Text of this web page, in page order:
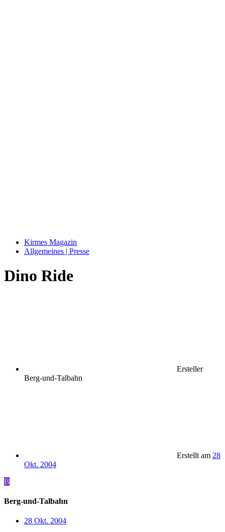
Kirmes Magazin
Allgemeines | Presse
Dino Ride
Ersteller
Berg-und-Talbahn
Erstellt am 28
Okt. 2004
B
Berg-und-Talbahn
28 Okt. 2004